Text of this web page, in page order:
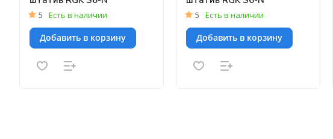
5 Есть в наличии
Добавить в корзину
5 Есть в наличии
Добавить в корзину